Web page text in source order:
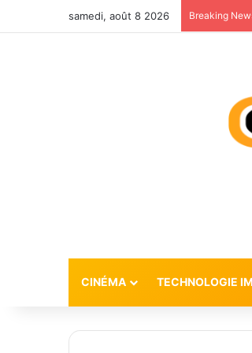
samedi, août 8 2026 Breaking
CINÉMA TECHNOLOGIE